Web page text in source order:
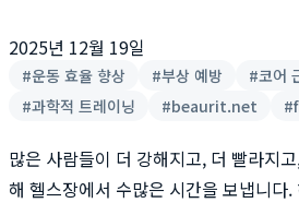
2025년 12월 19일
#운동 효율 향상 #부상 예방 #코어
#과학적 트레이닝 #beaurit.net #
많은 사람들이 더 강해지고, 더 빨라지
해 헬스장에서 수많은 시간을 보냅니다